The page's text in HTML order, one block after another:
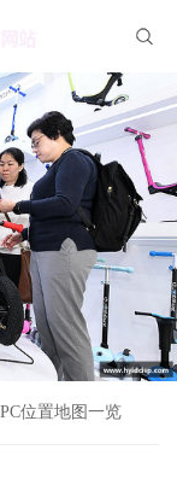
位置地图一览